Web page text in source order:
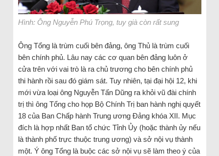
Hình: Ông Nguyễn Phú Trọng, tuy già còn rất sung
Ông Tổng là trùm cuối bên đảng, ông Thủ là trùm cuối
bên chính phủ. Lâu nay các cơ quan bên đảng luôn ở
cửa trên với vai trò là ra chủ trương cho bên chính phủ
thi hành rồi sau đó giám sát. Tuy nhiên, tại đại hội 12, khi
mới vừa loại ông Nguyễn Tấn Dũng ra khỏi vũ đài chính
trị thì ông Tổng cho họp Bộ Chính Trị ban hành nghị quyết
18 của Ban Chấp hành Trung ương Đảng khóa XII. Mục
đích là hợp nhất Ban tổ chức Tỉnh Ủy (hoặc thành ủy nếu
là thành phố trực thuộc trung ương) và sở nội vụ thành
một. Ý ông Tổng là buộc các sở nội vụ sẽ làm theo ý của